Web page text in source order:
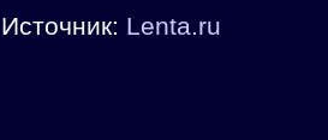
Источник: Lenta.ru